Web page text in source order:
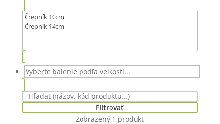
Filtrovať
Zobrazený 1 produkt